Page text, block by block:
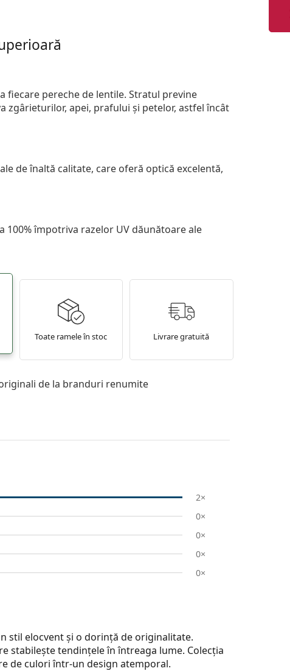
pereche de lentile. Stratul previne
apei, prafului și petelor, astfel încât
de înaltă calitate, care oferă optică excelentă,
împotriva razelor UV dăunătoare ale
Toate ramele în stoc Livrare gratuită
de la branduri renumite
2×
0×
0×
0×
0×
stil elocvent și o dorință de originalitate.
stabilește tendințele în întreaga lume. Colecția
de culori într-un design atemporal.